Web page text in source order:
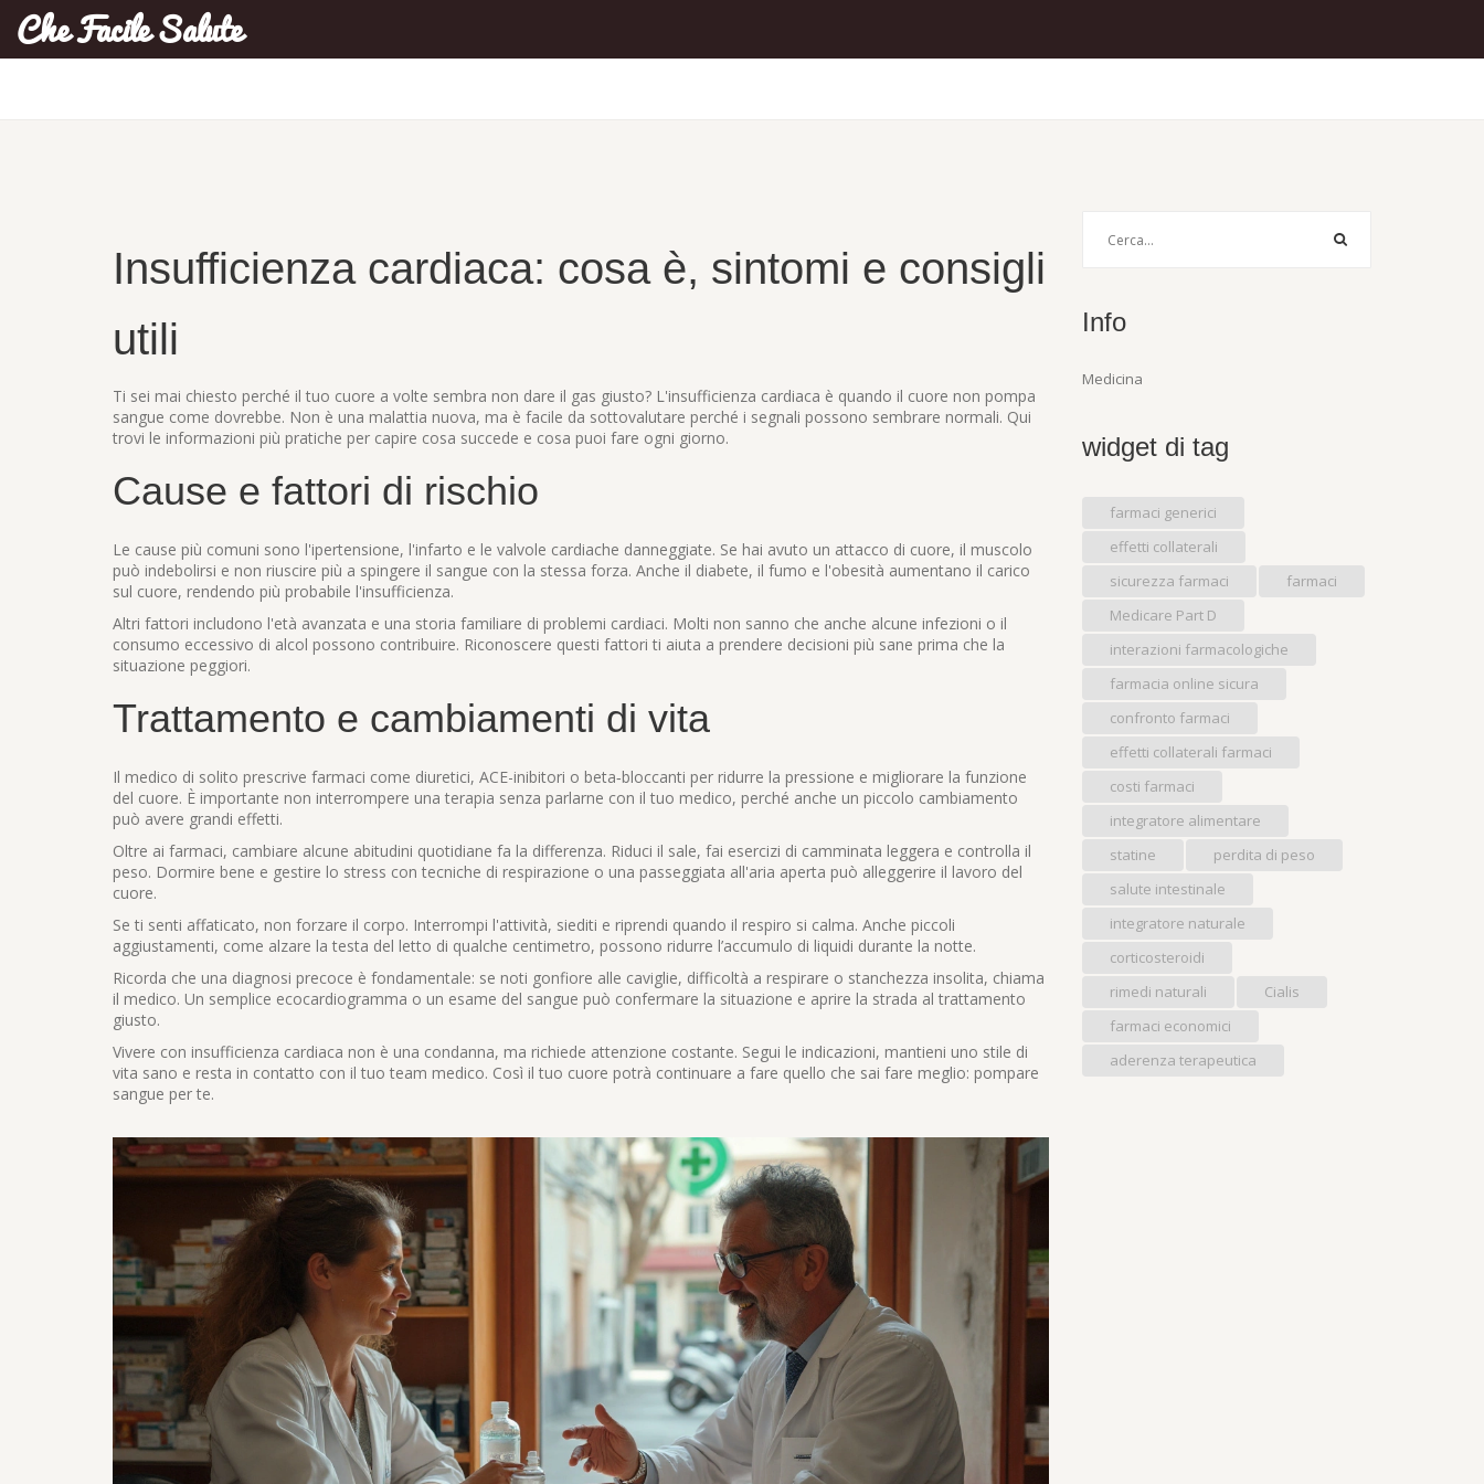
Che Facile Salute
Insufficienza cardiaca: cosa è, sintomi e consigli
utili
Ti sei mai chiesto perché il tuo cuore a volte sembra non dare il gas giusto? L'insufficienza cardiaca è quando il cuore non pompa
sangue come dovrebbe. Non è una malattia nuova, ma è facile da sottovalutare perché i segnali possono sembrare normali. Qui
trovi le informazioni più pratiche per capire cosa succede e cosa puoi fare ogni giorno.
Cause e fattori di rischio
Le cause più comuni sono l'ipertensione, l'infarto e le valvole cardiache danneggiate. Se hai avuto un attacco di cuore, il muscolo
può indebolirsi e non riuscire più a spingere il sangue con la stessa forza. Anche il diabete, il fumo e l'obesità aumentano il carico
sul cuore, rendendo più probabile l'insufficienza.
Altri fattori includono l'età avanzata e una storia familiare di problemi cardiaci. Molti non sanno che anche alcune infezioni o il
consumo eccessivo di alcol possono contribuire. Riconoscere questi fattori ti aiuta a prendere decisioni più sane prima che la
situazione peggiori.
Trattamento e cambiamenti di vita
Il medico di solito prescrive farmaci come diuretici, ACE-inibitori o beta‑bloccanti per ridurre la pressione e migliorare la funzione
del cuore. È importante non interrompere una terapia senza parlarne con il tuo medico, perché anche un piccolo cambiamento
può avere grandi effetti.
Oltre ai farmaci, cambiare alcune abitudini quotidiane fa la differenza. Riduci il sale, fai esercizi di camminata leggera e controlla il
peso. Dormire bene e gestire lo stress con tecniche di respirazione o una passeggiata all'aria aperta può alleggerire il lavoro del
cuore.
Se ti senti affaticato, non forzare il corpo. Interrompi l'attività, siediti e riprendi quando il respiro si calma. Anche piccoli
aggiustamenti, come alzare la testa del letto di qualche centimetro, possono ridurre l’accumulo di liquidi durante la notte.
Ricorda che una diagnosi precoce è fondamentale: se noti gonfiore alle caviglie, difficoltà a respirare o stanchezza insolita, chiama
il medico. Un semplice ecocardiogramma o un esame del sangue può confermare la situazione e aprire la strada al trattamento
giusto.
Vivere con insufficienza cardiaca non è una condanna, ma richiede attenzione costante. Segui le indicazioni, mantieni uno stile di
vita sano e resta in contatto con il tuo team medico. Così il tuo cuore potrà continuare a fare quello che sai fare meglio: pompare
sangue per te.
Info
Medicina
widget di tag
farmaci generici
effetti collaterali
sicurezza farmaci
farmaci
Medicare Part D
interazioni farmacologiche
farmacia online sicura
confronto farmaci
effetti collaterali farmaci
costi farmaci
integratore alimentare
statine
perdita di peso
salute intestinale
integratore naturale
corticosteroidi
rimedi naturali
Cialis
farmaci economici
aderenza terapeutica